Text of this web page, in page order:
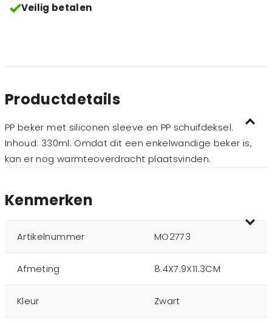
Veilig betalen
Productdetails
PP beker met siliconen sleeve en PP schuifdeksel.
Inhoud: 330ml. Omdat dit een enkelwandige beker is,
kan er nog warmteoverdracht plaatsvinden.
Kenmerken
Artikelnummer MO2773
Afmeting 8.4X7.9X11.3CM
Kleur Zwart